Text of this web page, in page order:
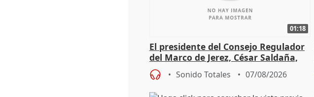
01:18
El presidente del Consejo Regulador
del Marco de Jerez, César Saldaña,
sobre exportaciones
Sonido Totales 07/08/2026